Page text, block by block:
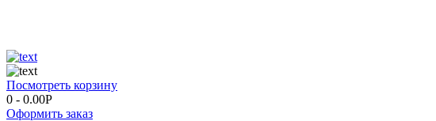
Посмотреть корзину
0 - 0.00Р
Оформить заказ